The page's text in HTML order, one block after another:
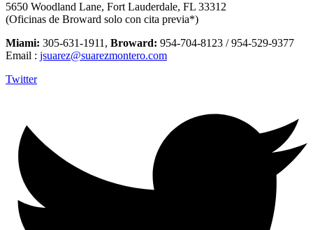
5650 Woodland Lane, Fort Lauderdale, FL 33312
(Oficinas de Broward solo con cita previa*)
Miami: 305-631-1911, Broward: 954-704-8123 / 954-529-9377
Email : jsuarez@suarezmontero.com
Twitter